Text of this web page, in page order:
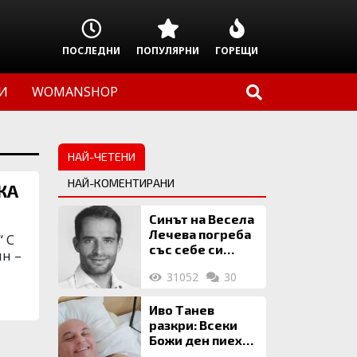
ПОСЛЕДНИ ПОПУЛЯРНИ ГОРЕЩИ
WOMANSHOP
С
–
НАЙ-ЧЕТЕНИ
НАЙ-КОМЕНТИРАНИ
Синът на Весела
Лечева погреба
със себе си
млн. евро
31052 30
Иво Танев
разкри: Всеки
Божи ден пиех